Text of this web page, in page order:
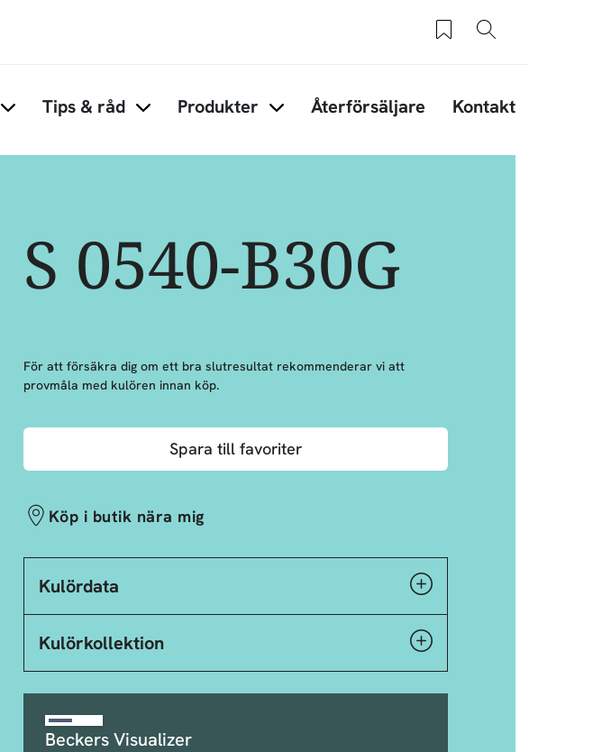
Sparade produkter
Sök
Tips & råd Produkter Återförsäljare Kontakt
S 0540-B30G
För att försäkra dig om ett bra slutresultat rekommenderar vi att
provmåla med kulören innan köp.
Spara till favoriter
Köp i butik nära mig
Kulördata
Kulörkollektion
Beckers Visualizer